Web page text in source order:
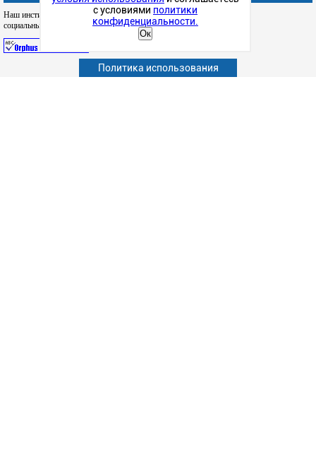
Наш институт в
социальных сетях
Абитуриенту
Политика использования
с условиями политики
конфиденциальности.
Ок